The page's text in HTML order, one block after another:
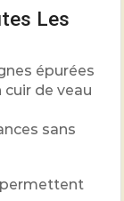
Les
épurées
de veau
sans
permettent